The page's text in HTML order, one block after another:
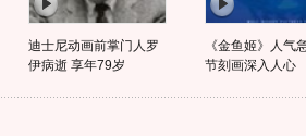
迪士尼动画前掌门人罗
伊病逝 享年79岁
《金鱼姬》人气
节刻画深入人心